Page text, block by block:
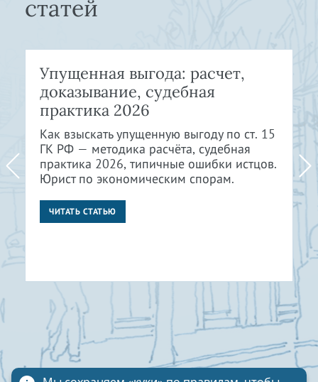
статей
Упущенная выгода: расчет,
доказывание, судебная
практика 2026
Как взыскать упущенную выгоду по ст. 15
ГК РФ — методика расчёта, судебная
практика 2026, типичные ошибки истцов.
Юрист по экономическим спорам.
ЧИТАТЬ СТАТЬЮ